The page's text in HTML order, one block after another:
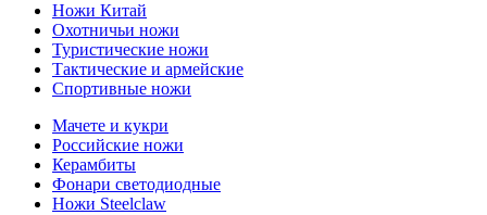
Ножи Китай
Охотничьи ножи
Туристические ножи
Тактические и армейские
Спортивные ножи
Мачете и кукри
Российские ножи
Керамбиты
Фонари светодиодные
Ножи Steelclaw